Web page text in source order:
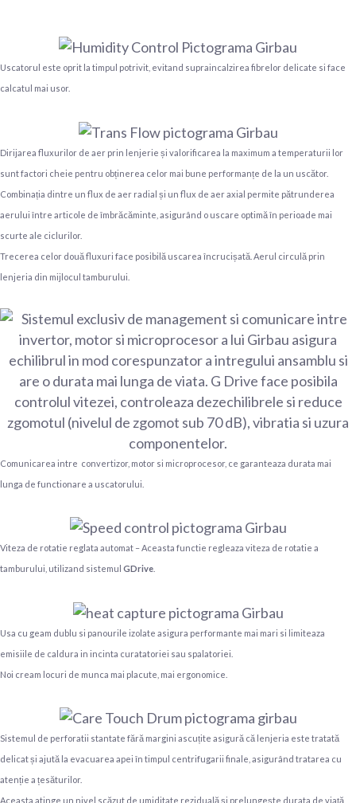
Uscatorul este oprit la timpul potrivit, evitand supraincalzirea fibrelor delicate si face
calcatul mai usor.
Dirijarea fluxurilor de aer prin lenjerie și valorificarea la maximum a temperaturii lor
sunt factori cheie pentru obținerea celor mai bune performanțe de la un uscător.
Combinația dintre un flux de aer radial și un flux de aer axial permite pătrunderea
aerului între articole de îmbrăcăminte, asigurând o uscare optimă în perioade mai
scurte ale ciclurilor.
Trecerea celor două fluxuri face posibilă uscarea încrucișată. Aerul circulă prin
lenjeria din mijlocul tamburului.
Comunicarea intre convertizor, motor si microprocesor, ce garanteaza durata mai
lunga de functionare a uscatorului.
Viteza de rotatie reglata automat – Aceasta functie regleaza viteza de rotatie a
tamburului, utilizand sistemul GDrive
Usa cu geam dublu si panourile izolate asigura performante mai mari si limiteaza
emisiile de caldura in incinta curatatoriei sau spalatoriei.
Noi cream locuri de munca mai placute, mai ergonomice.
Sistemul de perforatii stantate fără margini ascuțite asigură că lenjeria este tratată
delicat și ajută la evacuarea apei în timpul centrifugarii finale, asigurând tratarea cu
atenție a țesăturilor.
Aceasta atinge un nivel scăzut de umiditate reziduală și prelungește durata de viață